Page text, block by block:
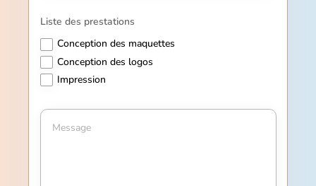
Liste des prestations
Conception des maquettes
Conception des logos
Impression